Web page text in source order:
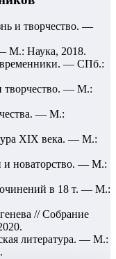
и творчество. —
М.: Наука, 2018.
— СПб.:
творчество. — М.:
— М.:
XIX века. — М.:
и новаторство. — М.:
в 18 т. — М.:
// Собрание
литература. — М.: